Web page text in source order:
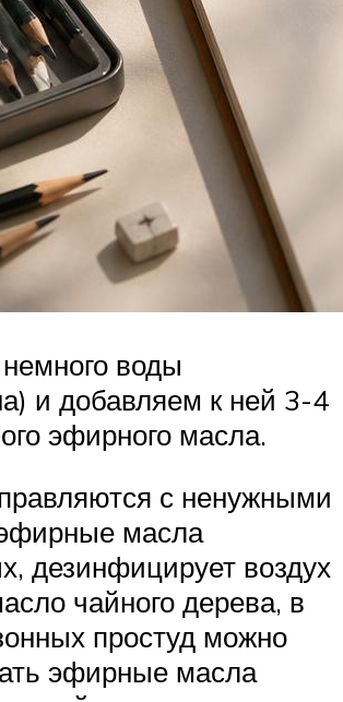
воды
и добавляем к ней 3-4
эфирного масла.
с ненужными
масла
дезинфицирует воздух
чайного дерева, в
простуд можно
эфирные масла